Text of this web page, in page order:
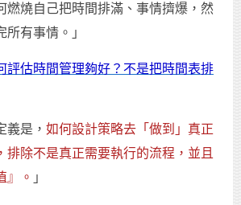
燃燒自己把時間排滿、事情擠爆，然
有事情。」
評估時間管理夠好？不是把時間表排
義是， 如何設計策略去「做到」真正
排除不是真正需要執行的流程，並且
』。 」